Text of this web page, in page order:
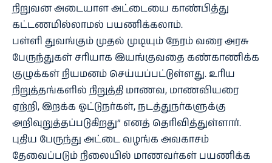
நிறுவன அடையாள அட்டையை காண்பித்து
கட்டணமில்லாமல் பயணிக்கலாம்.
பள்ளி துவங்கும் முதல் முடியும் நேரம் வரை அரசு
பேருந்துகள் சரியாக இயங்குவதை கண்காணிக்க
குழுக்கள் நியமனம் செய்யப்பட்டுள்ளது. உரிய
நிறுத்தங்களில் நிறுத்தி மாணவ, மாணவியரை
ஏற்றி, இறக்க ஓட்டுநர்கள், நடத்துநர்களுக்கு
அறிவுறுத்தப்படுகிறது” எனத் தெரிவித்துள்ளார்.
புதிய பேருந்து அட்டை வழங்க அவகாசம்
தேவைப்படும் நிலையில் மாணவர்கள் பயணிக்க